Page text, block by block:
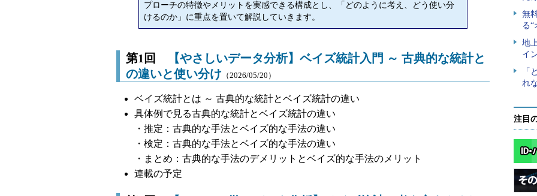
プローチの特徴やメリットを実感できる構成とし、「どのように考え、どう使い分
けるのか」に重点を置いて解説していきます。
第1回
【やさしいデータ分析】ベイズ統計入門 ～ 古典的な統計と
の違いと使い分け （2026/05/20）
ベイズ統計とは ～ 古典的な統計とベイズ統計の違い
具体例で見る古典的な統計とベイズ統計の違い
・推定：古典的な手法とベイズ的な手法の違い
・検定：古典的な手法とベイズ的な手法の違い
・まとめ：古典的な手法のデメリットとベイズ的な手法のメリット
連載の予定
注目